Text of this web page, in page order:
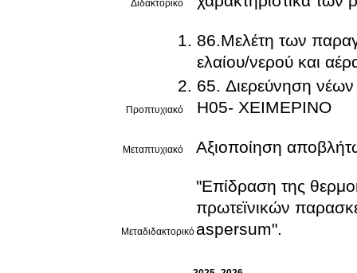
Διδακτορικό
Προπτυχιακό
86.Μελέτη των
ελαίου/νερού και
65. Διερεύνηση
Η05- ΧΕΙΜΕΡΙΝΟ
Μεταπτυχιακό Αξιοποίηση
Μεταδιδακτορικό
"Επίδραση της
πρωτεϊνικών
aspersum".